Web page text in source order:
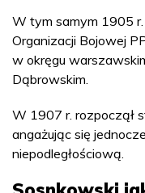
W tym samym 1905 r.
Organizacji Bojowej
w okręgu
Dąbrowskim.
W 1907 r. rozpoczął
angażując się
niepodległościową.